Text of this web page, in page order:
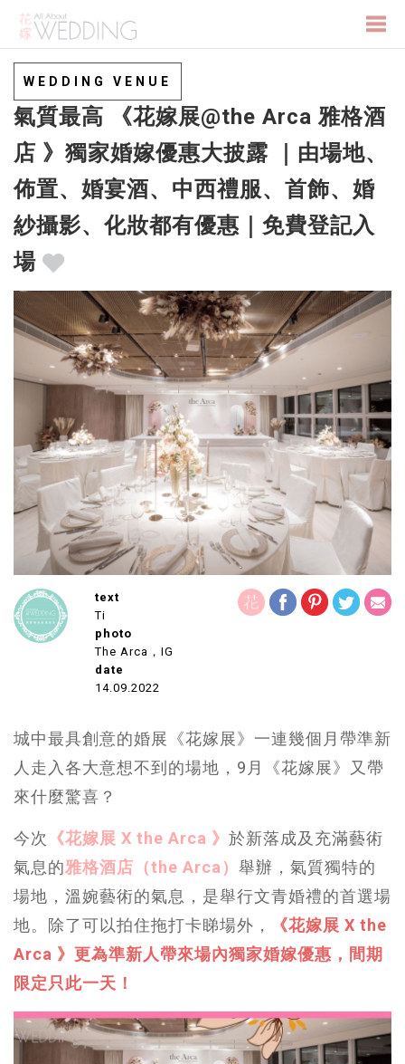
WEDDING VENUE
氣質最高 《花嫁展@the Arca 雅格酒
店 》獨家婚嫁優惠大披露 ｜由場地、
佈置、婚宴酒、中西禮服、首飾、婚
紗攝影、化妝都有優惠｜免費登記入
場
text
Ti
photo
The Arca，IG
date
14.09.2022
城中最具創意的婚展《花嫁展》一連幾個月帶準新
人走入各大意想不到的場地，9月《花嫁展》又帶
來什麼驚喜？
今次 《花嫁展 X the Arca 》 於新落成及充滿藝術
氣息的雅格酒店（the Arca） 舉辦，氣質獨特的
場地，溫婉藝術的氣息，是舉行文青婚禮的首選場
地。除了可以拍住拖打卡睇場外，
《花嫁展 X the
Arca 》更為準新人帶來場內獨家婚嫁優惠，間期
限定只此一天！